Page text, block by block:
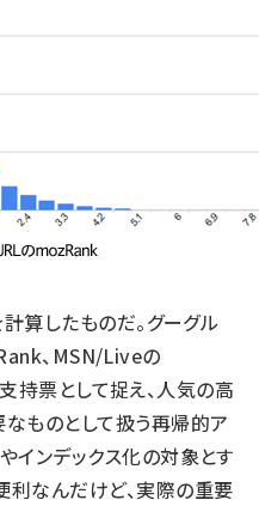
算したものだ。グーグル
、MSN/Liveの
持票として捉え、人気の高
ものとして扱う再帰的ア
インデックス化の対象とす
なんだけど、実際の重要